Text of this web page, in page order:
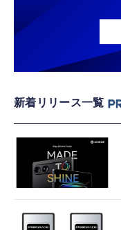
新着リリース一覧